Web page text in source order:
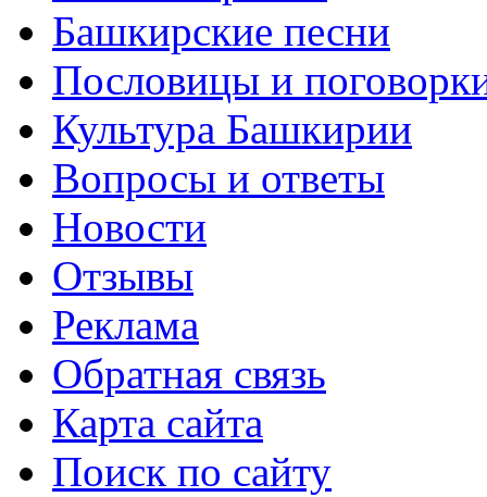
Башкирские песни
Пословицы и
Культура Башкирии
Вопросы и ответы
Новости
Отзывы
Реклама
Обратная связь
Карта сайта
Поиск по сайту